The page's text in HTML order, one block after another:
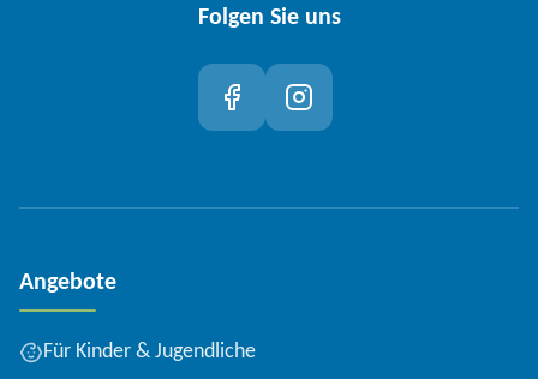
Folgen Sie uns
Angebote
Für Kinder & Jugendliche